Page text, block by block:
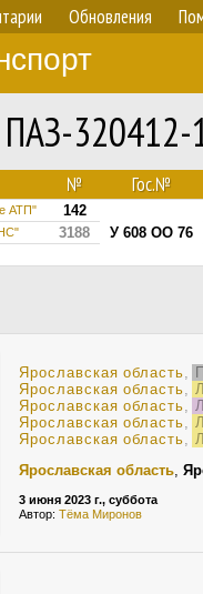
Обновления
ПАЗ-
№ Гос.№
АТП"
142
У 608 ОО 76
3188
Ярославская область,
Ярославская область,
Ярославская область,
Ярославская область,
Ярославская область,
Ярославская область,
3 июня 2023 г., суббота
Автор: Тёма Миронов